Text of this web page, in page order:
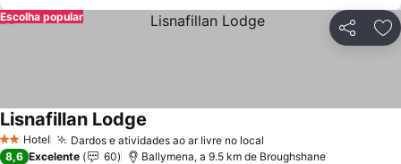
Partilhar
Escolha popular
2 Estrelas
Hotel Dardos e atividades ao ar livre no local
Lisnafillan Lodge
8,6 Excelente 60 Ballymena, a 9.5 km de Broughshane